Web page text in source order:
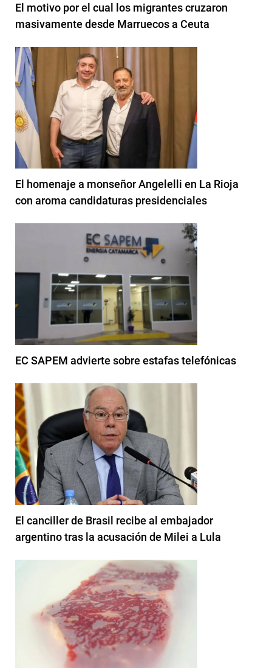
El motivo por el cual los migrantes cruzaron
masivamente desde Marruecos a Ceuta
El homenaje a monseñor Angelelli en La Rioja
con aroma candidaturas presidenciales
EC SAPEM advierte sobre estafas telefónicas
El canciller de Brasil recibe al embajador
argentino tras la acusación de Milei a Lula